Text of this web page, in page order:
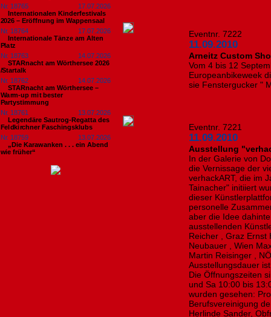
Nr. 18765
17.07.2026
Internationalen Kinderfestivals
2026 – Eröffnung im Wappensaal
Nr. 18764
17.07.2026
Internationale Tänze am Alten
Platz
Nr. 18763
14.07.2026
STARnacht am Wörthersee 2026
/Startalk
Nr. 18762
14.07.2026
STARnacht am Wörthersee –
Warm-up mit bester
Partystimmung
Nr. 18761
13.07.2026
Legendäre Sautrog-Regatta des
Feldkirchner Faschingsklubs
Nr. 18759
13.07.2026
„Die Karawanken . . . ein Abend
wie früher“
Eventnr. 7222
11.09.2010
Arneitz Custom
Vom 4 bis 12
Europeanbikeweek
sie Fenstergucker "
Eventnr. 7221
11.09.2010
Ausstellung
In der Galerie von
die Vernissage der
verhackART, die im
Tainacher" initiiert
dieser
personelle
aber die Idee
ausstellenden
Reicher , Graz Ernst
Neubauer , Wien
Martin Reisinger ,
Ausstellungsdauer
Die Öffnungszeiten
und Sa 10:00 bis
wurden gesehen:
Berufsvereinigung
Herlinde Sander,